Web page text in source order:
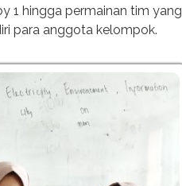
1 hingga permainan tim yang
para anggota kelompok.